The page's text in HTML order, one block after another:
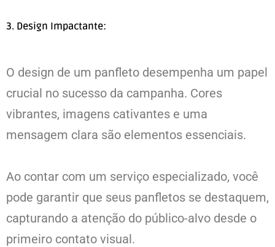
3. Design Impactante:
O design de um panfleto desempenha um papel
crucial no sucesso da campanha. Cores
vibrantes, imagens cativantes e uma
mensagem clara são elementos essenciais.
Ao contar com um serviço especializado, você
pode garantir que seus panfletos se destaquem,
capturando a atenção do público-alvo desde o
primeiro contato visual.